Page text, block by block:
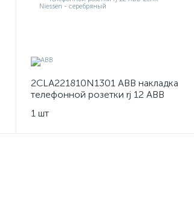
2CLA221810N1301 ABB накладка
телефонной розетки rj 12 ABB
1 шт